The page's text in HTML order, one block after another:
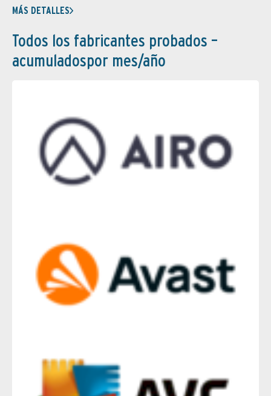
MÁS DETALLES
Todos los fabricantes probados –
acumuladospor mes/año